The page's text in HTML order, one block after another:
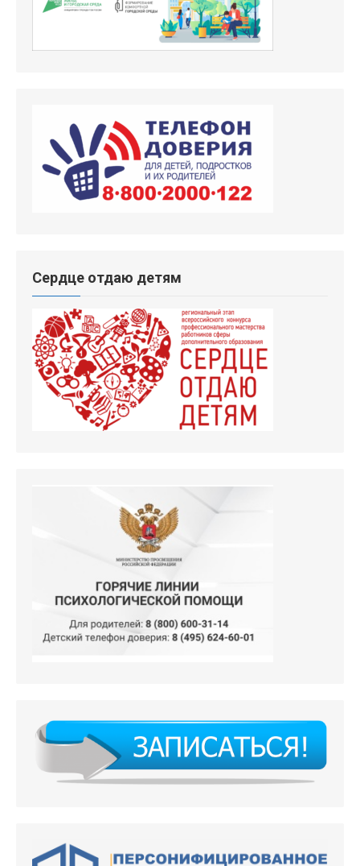
Сердце отдаю детям